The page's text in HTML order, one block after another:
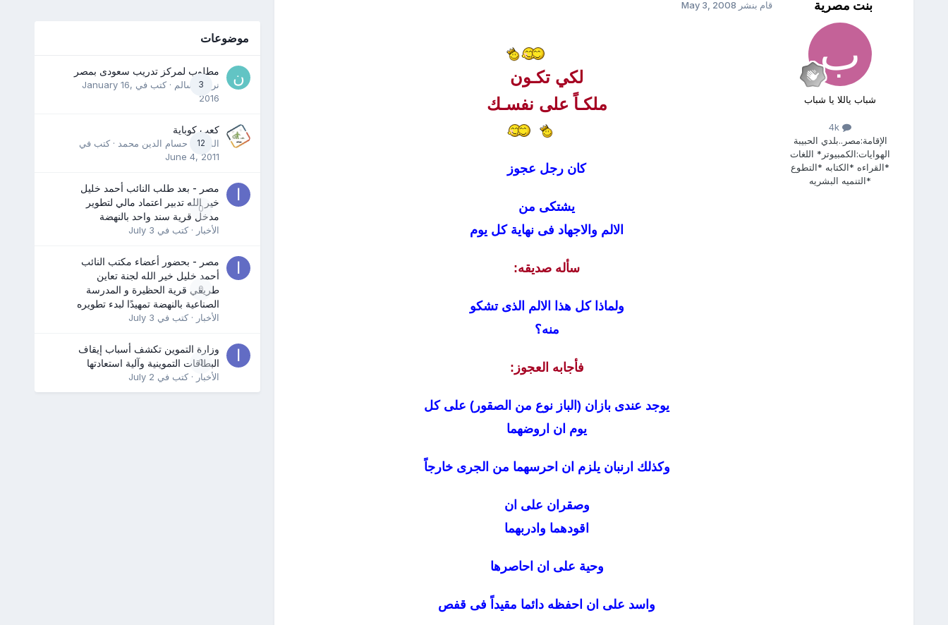
بنت مصرية
شباب ياللا يا شباب
4k
الإقامة:مصر..بلدي الحبيبة
الهوايات:الكمبيوتر* اللغات
*القراءه *الكتابه *التطوع
*التنميه البشريه
قام بنشر May 3, 2008
لكي تكـون
ملكـاً على نفسـك
كان رجل عجوز
يشتكى من
الالم والاجهاد فى نهاية كل يوم
سأله صديقه:
ولماذا كل هذا الالم الذى تشكو
منه؟
فأجابه العجوز:
يوجد عندى بازان (الباز نوع من الصقور) على كل
يوم ان اروضهما
وكذلك ارنبان يلزم ان احرسهما من الجرى خارجاً
وصقران على ان
اقودهما وادربهما
وحية على ان احاصرها
واسد على ان احفظه دائما مقيداً فى قفص
موضوعات
3
مطلوب لمركز تدريب سعودى بمصر
نرمين سالم · كتب في January 16,
2016
12
كعب كوباية
المدرب حسام الدين محمد · كتب في
June 4, 2011
0
مصر - بعد طلب النائب أحمد خليل
خير الله تدبير اعتماد مالي لتطوير
مدخل قرية سند واحد بالنهضة
الأخبار · كتب في July 3
0
مصر - بحضور أعضاء مكتب النائب
أحمد خليل خير الله لجنة تعاين
طريقي قرية الحظيرة و المدرسة
الصناعية بالنهضة تمهيدًا لبدء تطويره
الأخبار · كتب في July 3
0
وزارة التموين تكشف أسباب إيقاف
البطاقات التموينية وآلية استعادتها
الأخبار · كتب في July 2